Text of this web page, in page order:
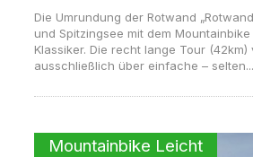
Die Umrundung der Rotwand
und Spitzingsee mit dem
Klassiker. Die recht lange Tour (42km)
ausschließlich über einfache – selten...
Mountainbike Leicht